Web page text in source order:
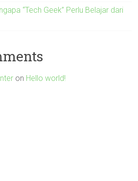
“Tech Geek” Perlu Belajar dari
on Hello world!